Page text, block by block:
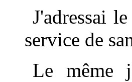
J'adressai
service de
Le même